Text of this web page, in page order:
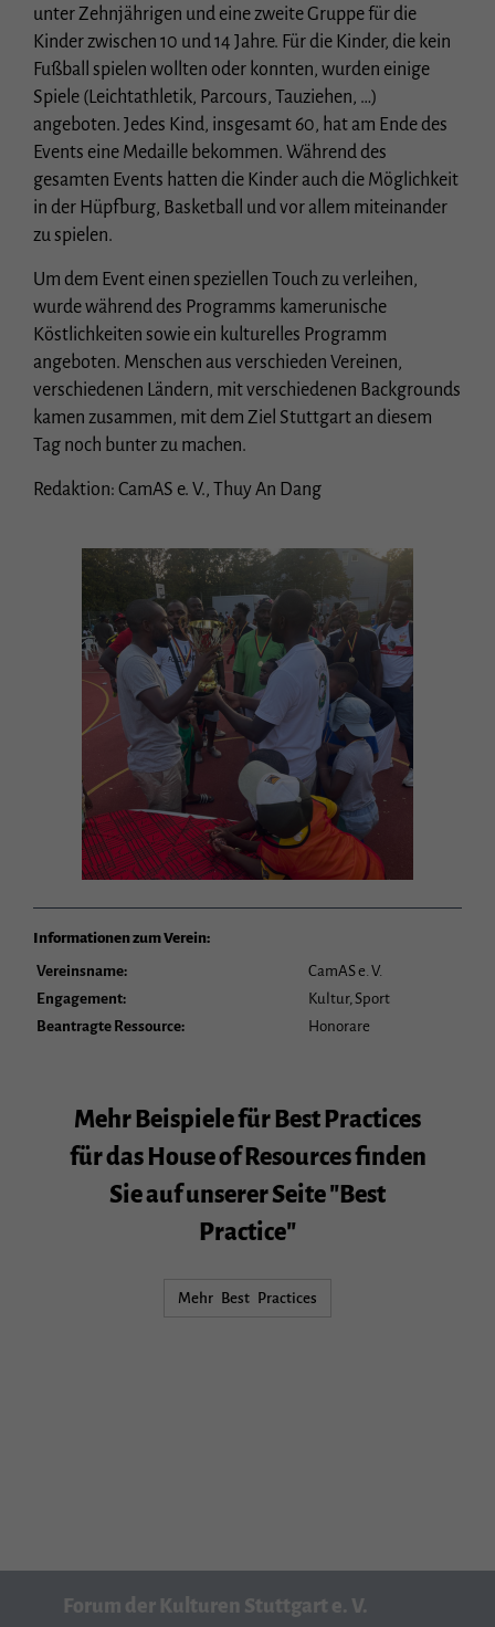
unter Zehnjährigen und eine zweite Gruppe für die
Kinder zwischen 10 und 14 Jahre. Für die Kinder, die kein
Fußball spielen wollten oder konnten, wurden einige
Spiele (Leichtathletik, Parcours, Tauziehen, …)
angeboten. Jedes Kind, insgesamt 60, hat am Ende des
Events eine Medaille bekommen. Während des
gesamten Events hatten die Kinder auch die Möglichkeit
in der Hüpfburg, Basketball und vor allem miteinander
zu spielen.
Um dem Event einen speziellen Touch zu verleihen,
wurde während des Programms kamerunische
Köstlichkeiten sowie ein kulturelles Programm
angeboten. Menschen aus verschieden Vereinen,
verschiedenen Ländern, mit verschiedenen Backgrounds
kamen zusammen, mit dem Ziel Stuttgart an diesem
Tag noch bunter zu machen.
Redaktion: CamAS e. V., Thuy An Dang
Informationen zum Verein:
Vereinsname:
CamAS e. V.
Engagement:
Kultur, Sport
Beantragte Ressource:
Honorare
Mehr Beispiele für Best Practices
für das House of Resources finden
Sie auf unserer Seite "Best
Practice"
Mehr Best Practices
Forum der Kulturen Stuttgart e. V.
Essenzielle Cookies ermöglichen grundlegende Funktionen und sind für die
Cookie-Informationen anzeigen
Statistiken (1)
Statistik Cookies erfassen Informationen anonym. Diese Informationen helfen uns
zu verstehen, wie unsere Besucher unsere Website nutzen.
Externe Medien (3)
Inhalte von Videoplattformen und Social-Media-Plattformen werden
standardmäßig blockiert. Wenn Cookies von externen Medien akzeptiert werden,
bedarf der Zugriff auf diese Inhalte keiner manuellen Einwilligung mehr.
Datenschutzerklärung